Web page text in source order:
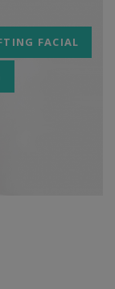
FACIAL